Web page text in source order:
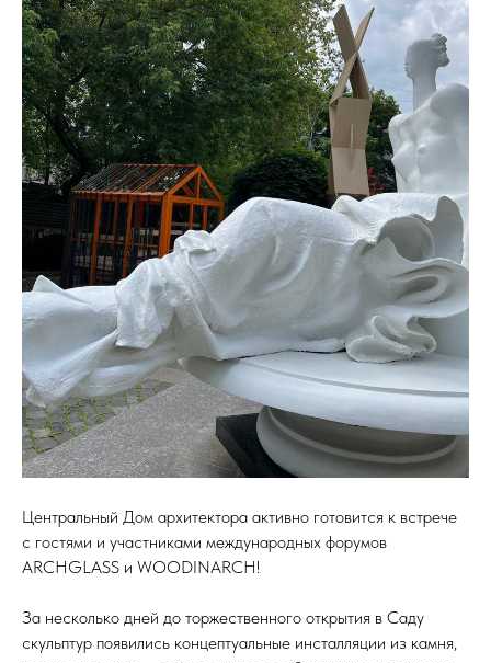
Центральный Дом архитектора активно готовится к встрече
с гостями и участниками международных форумов
ARCHGLASS и WOODINARCH!
За несколько дней до торжественного открытия в Саду
скульптур появились концептуальные инсталляции из камня,